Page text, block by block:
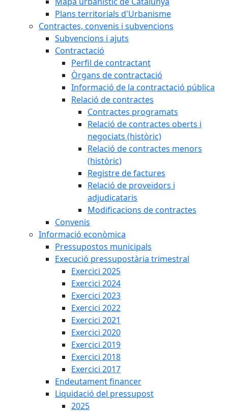
Plans territorials d'Urbanisme
Contractes, convenis i subvencions
Subvencions i ajuts
Contractació
Perfil de contractant
Òrgans de contractació
Informació de la contractació pública
Relació de contractes
Contractes programats
Relació de contractes oberts i
negociats (històric)
Relació de contractes menors
(històric)
Registre de factures
Relació de proveïdors i
adjudicataris
Modificacions de contractes
Convenis
Informació econòmica
Pressupostos municipals
Execució pressupostària trimestral
Exercici 2025
Exercici 2024
Exercici 2023
Exercici 2022
Exercici 2021
Exercici 2020
Exercici 2019
Exercici 2018
Exercici 2017
Endeutament financer
Liquidació del pressupost
2025